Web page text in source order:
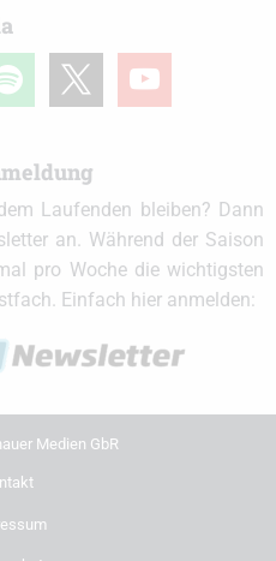
youtube
Laufenden bleiben? Dann
an. Während der Saison
pro Woche die wichtigsten
Einfach hier anmelden:
Medien GbR